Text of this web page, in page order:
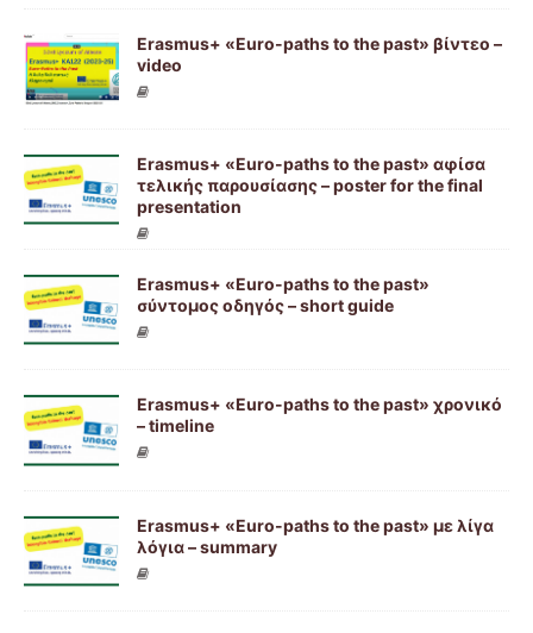
Erasmus+ «Euro-paths to the past» βίντεο –
video
Erasmus+ «Euro-paths to the past» αφίσα
τελικής παρουσίασης – poster for the final
presentation
Erasmus+ «Euro-paths to the past»
σύντομος οδηγός – short guide
Erasmus+ «Euro-paths to the past» χρονικό
– timeline
Erasmus+ «Euro-paths to the past» με λίγα
λόγια – summary